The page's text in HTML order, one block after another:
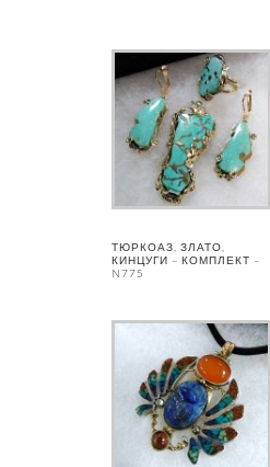
ТЮРКОАЗ, ЗЛАТО,
КИНЦУГИ – КОМПЛЕКТ –
N775